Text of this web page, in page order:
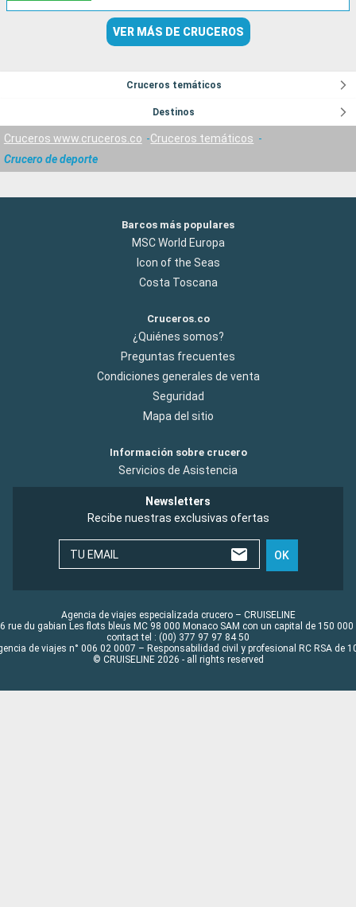
VER MÁS DE CRUCEROS
Cruceros temáticos
Destinos
Cruceros www.cruceros.co
Cruceros temáticos
Crucero de deporte
Barcos más populares
MSC World Europa
Icon of the Seas
Costa Toscana
Cruceros.co
¿Quiénes somos?
Preguntas frecuentes
Condiciones generales de venta
Seguridad
Mapa del sitio
Información sobre crucero
Servicios de Asistencia
Newsletters
Recibe nuestras exclusivas ofertas
TU EMAIL OK
Agencia de viajes especializada crucero – CRUISELINE
rue du gabian Les flots bleus MC 98 000 Monaco SAM con un capital de 150 000
contact tel : (00) 377 97 97 84 50
de viajes n° 006 02 0007 – Responsabilidad civil y profesional RC RSA de
© CRUISELINE 2026 - all rights reserved